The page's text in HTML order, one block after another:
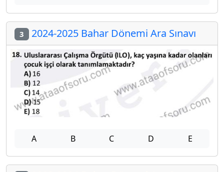
3 2024-2025 Bahar Dönemi Ara Sınavı
A B C D E